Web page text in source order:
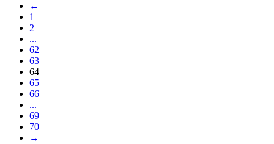
←
1
2
...
62
63
64
65
66
...
69
70
→